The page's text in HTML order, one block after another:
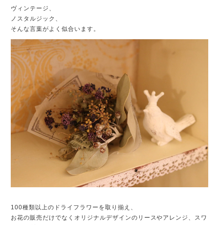
ヴィンテージ、
ノスタルジック、
そんな言葉がよく似合います。
100種類以上のドライフラワーを取り揃え、
お花の販売だけでなくオリジナルデザインのリースやアレンジ、スワ